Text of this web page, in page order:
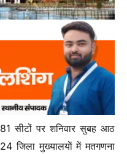
सीटों पर शनिवार सुबह आठ
जिला मुख्यालयाें में मतगणना